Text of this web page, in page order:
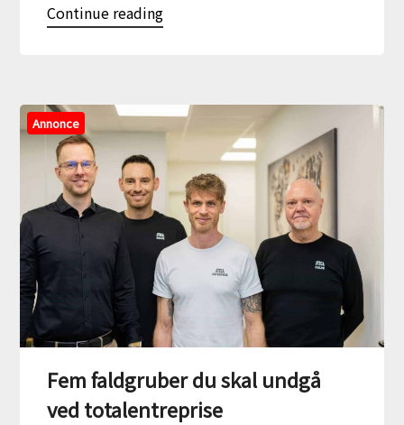
Continue reading
Annonce
Fem faldgruber du skal undgå
ved totalentreprise